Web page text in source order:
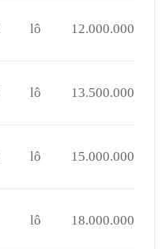
lô 12.000.000
lô 13.500.000
lô 15.000.000
lô 18.000.000